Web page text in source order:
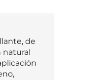
de
natural